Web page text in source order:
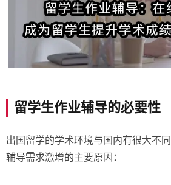
留学生作业辅导的必要性
出国留学的学术环境与国内有很大不
辅导需求激增的主要原因：